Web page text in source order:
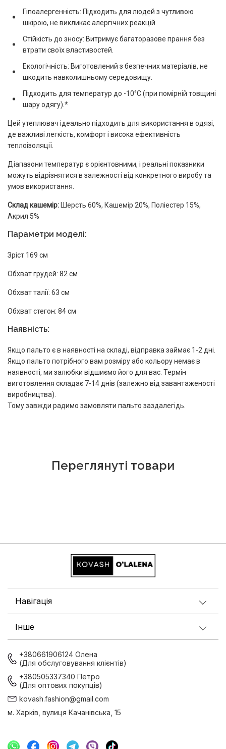
Гіпоалергенність: Підходить для людей з чутливою
шкірою, не викликає алергічних реакцій.
Стійкість до зносу: Витримує багаторазове прання без
втрати своїх властивостей.
Екологічність: Виготовлений з безпечних матеріалів, не
шкодить навколишньому середовищу.
Підходить для температур до -10°C (при помірній товщині
шару одягу).*
Цей утеплювач ідеально підходить для використання в одязі,
де важливі легкість, комфорт і висока ефективність
теплоізоляції.
Діапазони температур є орієнтовними, і реальні показники
можуть відрізнятися в залежності від конкретного виробу та
умов використання.
Склад кашемір: Шерсть 60%, Кашемір 20%, Поліестер 15%,
Акрил 5%
Параметри моделі:
Зріст 169 см
Обхват грудей: 82 см
Обхват талії: 63 см
Обхват стегон: 84 см
Наявність:
Якщо пальто є в наявності на складі, відправка займає 1-2 дні.
Якщо пальто потрібного вам розміру або кольору немає в
наявності, ми залюбки відшиємо його для вас. Термін
виготовлення складає 7-14 днів (залежно від завантаженості
виробництва).
Тому завжди радимо замовляти пальто заздалегідь.
Переглянуті товари
Навігація
Інше
+380661906124 Олена
(Для обслуговування клієнтів)
+380505337340 Петро
(Для оптових покупців)
kovash.fashion@gmail.com
м. Харків, вулиця Качанівська, 15